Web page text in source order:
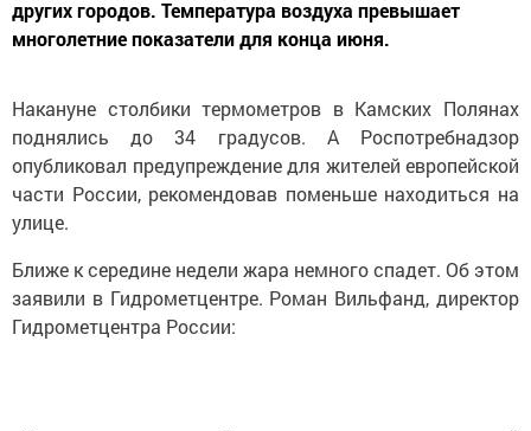
других городов. Температура воздуха превышает
многолетние показатели для конца июня.
Накануне столбики термометров в Камских Полянах
поднялись до 34 градусов. А Роспотребнадзор
опубликовал предупреждение для жителей европейской
части России, рекомендовав поменьше находиться на
улице.
Ближе к середине недели жара немного спадет. Об этом
заявили в Гидрометцентре. Роман Вильфанд, директор
Гидрометцентра России: